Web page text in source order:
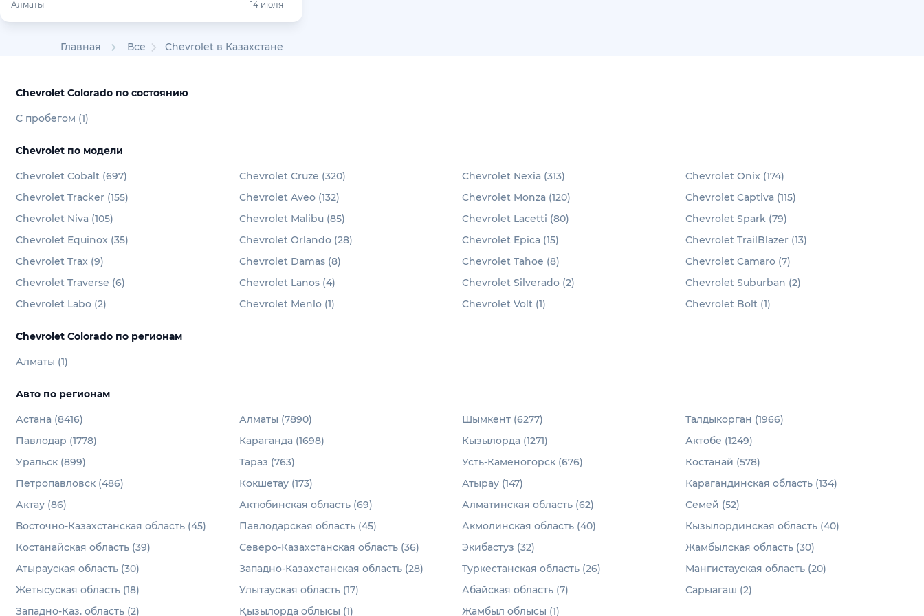
Алматы 14 июля
Главная Все Chevrolet в Казахстане
Chevrolet Colorado по состоянию
С пробегом (1)
Chevrolet по модели
Chevrolet Cobalt (697) Chevrolet Cruze (320) Chevrolet Nexia (313)
Chevrolet Onix (174)
Chevrolet Tracker (155)
Chevrolet Aveo (132) Chevrolet Monza (120)
Chevrolet Captiva (115)
Chevrolet Niva (105)
Chevrolet Malibu (85) Chevrolet Lacetti (80)
Chevrolet Spark (79)
Chevrolet Equinox (35)
Chevrolet Orlando (28) Chevrolet Epica (15)
Chevrolet TrailBlazer (13)
Chevrolet Trax (9)
Chevrolet Damas (8) Chevrolet Tahoe (8)
Chevrolet Camaro (7)
Chevrolet Traverse (6)
Chevrolet Lanos (4) Chevrolet Silverado (2)
Chevrolet Suburban (2)
Chevrolet Labo (2)
Chevrolet Menlo (1) Chevrolet Volt (1) Chevrolet Bolt (1)
Chevrolet Colorado по регионам
Алматы (1)
Авто по регионам
Астана (8416) Алматы (7890) Шымкент (6277)
Талдыкорган (1966)
Павлодар (1778)
Караганда (1698) Кызылорда (1271)
Актобе (1249)
Уральск (899)
Тараз (763) Усть-Каменогорск (676)
Костанай (578)
Петропавловск (486)
Кокшетау (173) Атырау (147)
Карагандинская область (134)
Актау (86)
Актюбинская область (69) Алматинская область (62)
Семей (52)
Восточно-Казахстанская область (45)
Павлодарская область (45) Акмолинская область (40)
Кызылординская область (40)
Костанайская область (39)
Северо-Казахстанская область (36) Экибастуз (32)
Жамбылская область (30)
Атырауская область (30)
Западно-Казахстанская область (28) Туркестанская область (26)
Мангистауская область (20)
Жетысуская область (18)
Улытауская область (17) Абайская область (7)
Сарыагаш (2)
Западно-Каз. область (2)
Қызылорда облысы (1) Жамбыл облысы (1)